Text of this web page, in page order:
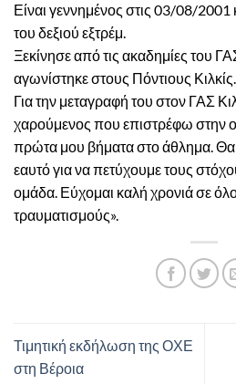
Είναι γεννημένος στις 03/08/2001
του δεξιού εξτρέμ.
Ξεκίνησε από τις ακαδημίες του
αγωνίστηκε στους Πόντιους Κιλκίς.
Για την μεταγραφή του στον ΓΑΣ
χαρούμενος που επιστρέφω στην
πρώτα μου βήματα στο άθλημα.
εαυτό για να πετύχουμε τους
ομάδα. Εύχομαι καλή χρονιά σε
τραυματισμούς».
Τιμητική εκδήλωση της ΟΧΕ
στη Βέροια